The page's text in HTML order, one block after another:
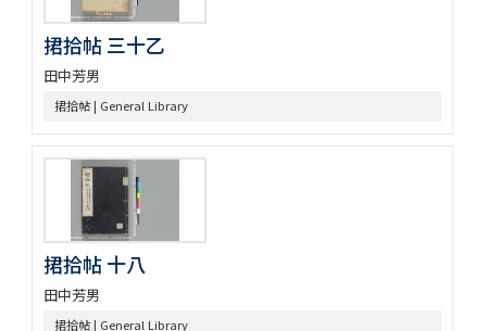
動物訓蒙
動物學 2巻
内外博覽會ニ關スル調査資料
捃拾帖 三十乙
田中芳男
捃拾帖 | General Library
捃拾帖 十八
田中芳男
捃拾帖 | General Library